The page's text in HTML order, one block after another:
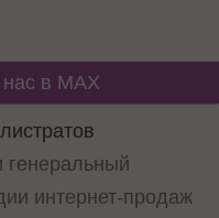
в MAX
генеральный
интернет-продаж